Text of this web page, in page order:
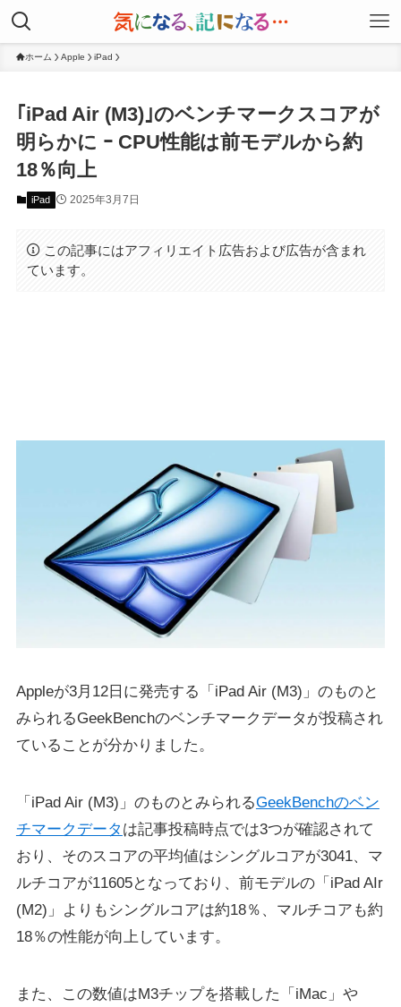
ホーム Apple iPad
｢iPad Air (M3)｣のベンチマークスコアが
明らかに ｰ CPU性能は前モデルから約
18％向上
iPad 2025年3月7日
この記事にはアフィリエイト広告および広告が含まれ
ています。
Appleが3月12日に発売する「iPad Air (M3)」のものと
みられるGeekBenchのベンチマークデータが投稿され
ていることが分かりました。
「iPad Air (M3)」のものとみられるGeekBenchのベン
チマークデータ は記事投稿時点では3つが確認されて
おり、そのスコアの平均値はシングルコアが3041、マ
ルチコアが11605となっており、前モデルの「iPad AIr
(M2)」よりもシングルコアは約18％、マルチコアも約
18％の性能が向上しています。
また、この数値はM3チップを搭載した「iMac」や